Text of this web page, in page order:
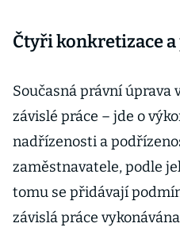
Čtyři konkretizace
Současná právní úprava
závislé práce – jde o
nadřízenosti a
zaměstnavatele, podle
tomu se přidávají
závislá práce